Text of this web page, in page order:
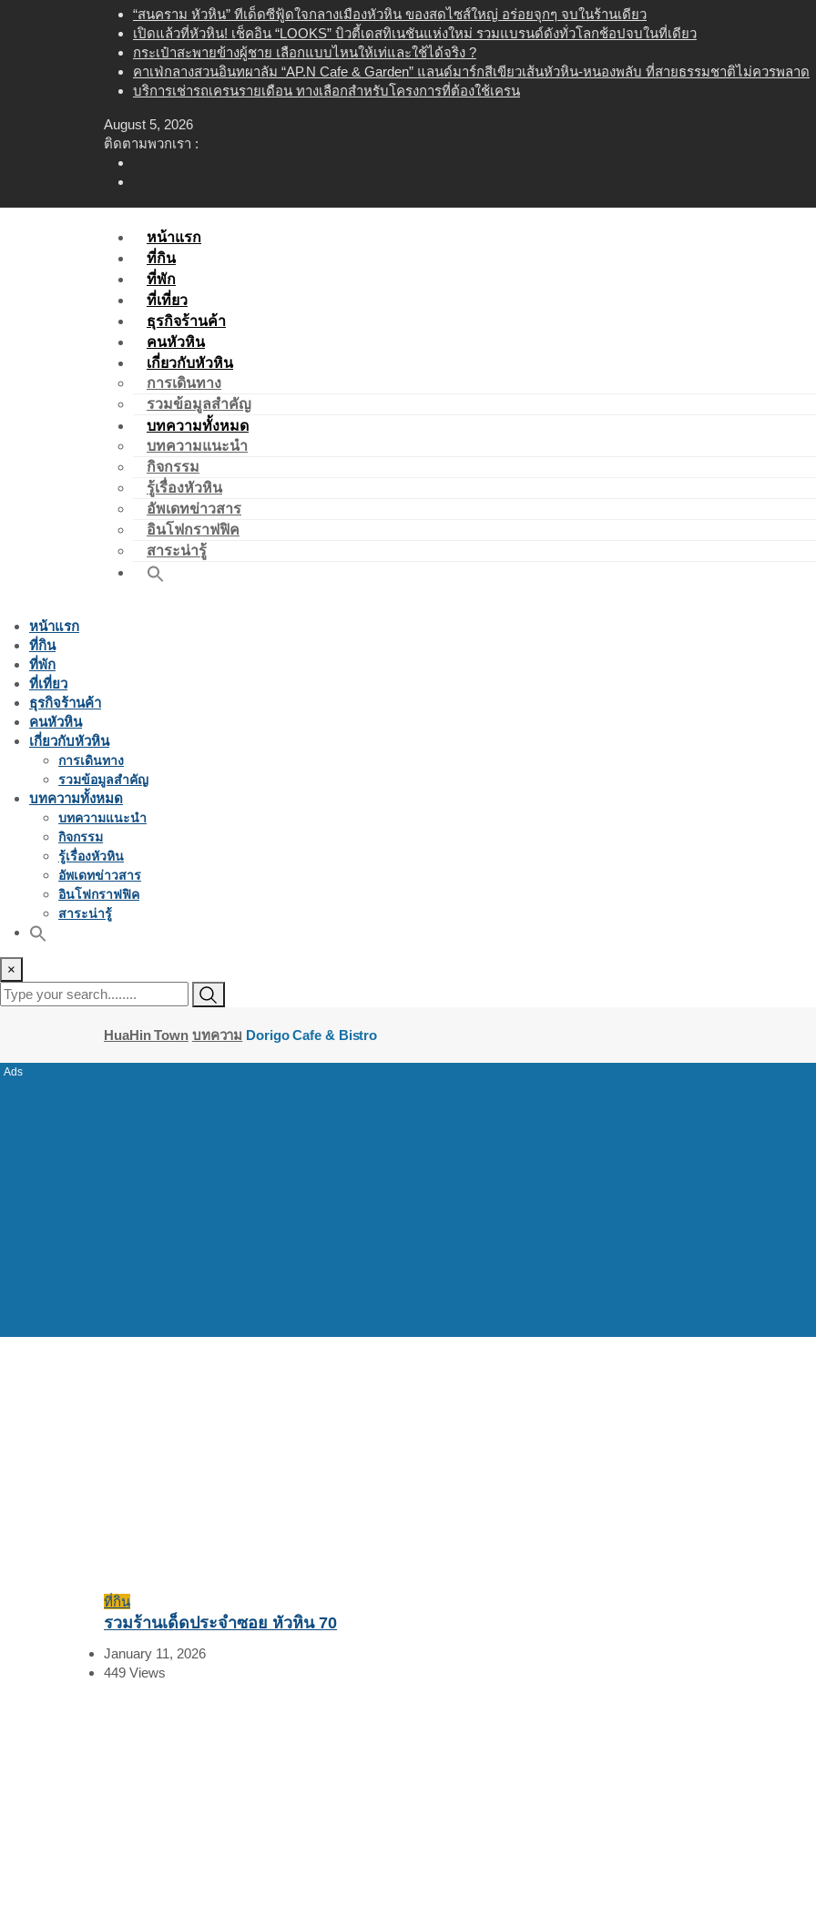
“สนคราม หัวหิน” ทีเด็ดซีฟู้ดใจกลางเมืองหัวหิน ของสดไซส์ใหญ่ อร่อยจุกๆ จบในร้านเดียว
เปิดแล้วที่หัวหิน! เช็คอิน “LOOKS” บิวตี้เดสทิเนชันแห่งใหม่ รวมแบรนด์ดังทั่วโลกช้อปจบในที่เดียว
กระเป๋าสะพายข้างผู้ชาย เลือกแบบไหนให้เท่และใช้ได้จริง ?
คาเฟ่กลางสวนอินทผาลัม “AP.N Cafe & Garden” แลนด์มาร์กสีเขียวเส้นหัวหิน-หนองพลับ ที่สายธรรมชาติไม่ควรพลาด
บริการเช่ารถเครนรายเดือน ทางเลือกสำหรับโครงการที่ต้องใช้เครน
August 5, 2026
ติดตามพวกเรา :
หน้าแรก
ที่กิน
ที่พัก
ที่เที่ยว
ธุรกิจร้านค้า
คนหัวหิน
เกี่ยวกับหัวหิน
การเดินทาง
รวมข้อมูลสำคัญ
บทความทั้งหมด
บทความแนะนำ
กิจกรรม
รู้เรื่องหัวหิน
อัพเดทข่าวสาร
อินโฟกราฟฟิค
สาระน่ารู้
หน้าแรก
ที่กิน
ที่พัก
ที่เที่ยว
ธุรกิจร้านค้า
คนหัวหิน
เกี่ยวกับหัวหิน
การเดินทาง
รวมข้อมูลสำคัญ
บทความทั้งหมด
บทความแนะนำ
กิจกรรม
รู้เรื่องหัวหิน
อัพเดทข่าวสาร
อินโฟกราฟฟิค
สาระน่ารู้
×
HuaHin Town บทความ Dorigo Cafe & Bistro
ที่กิน
รวมร้านเด็ดประจำซอย หัวหิน 70
January 11, 2026
449 Views